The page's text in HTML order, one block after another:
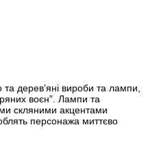
та дерев’яні вироби та лампи,
воєн”. Лампи та
скляними акцентами
персонажа миттєво